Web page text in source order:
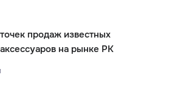
продаж известных
на рынке РК